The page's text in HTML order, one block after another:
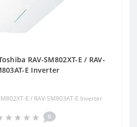
RAV-SM802XT-E / RAV-
E Inverter
E / RAV-SM803AT-E Inverter
0